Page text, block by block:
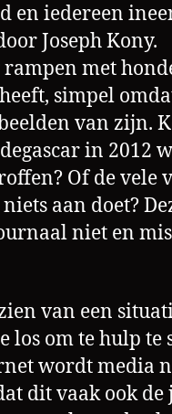
en iedereen
Joseph Kony.
met
simpel
van zijn.
in 2012
Of de vele
aan doet?
niet en
van een
los om te hulp te
wordt media
dit vaak ook de